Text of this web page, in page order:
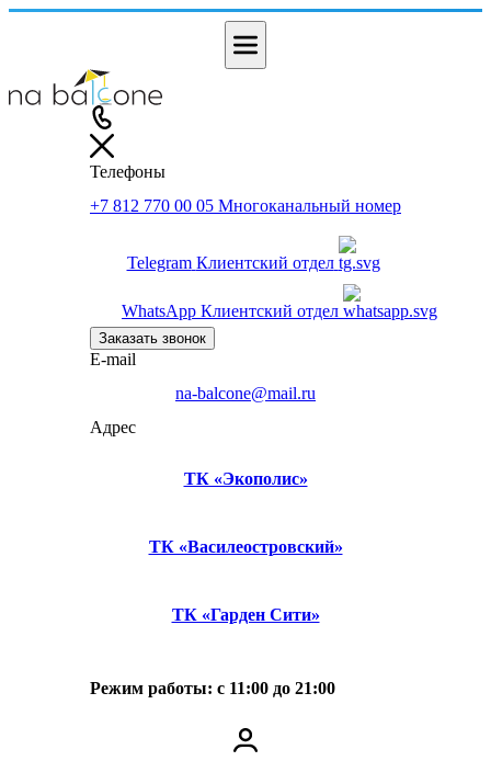
Телефоны
+7 812 770 00 05 Многоканальный номер
Telegram Клиентский отдел
WhatsApp Клиентский отдел
Заказать звонок
E-mail
na-balcone@mail.ru
Адрес
ТК «Экополис»
ТК «Василеостровский»
ТК «Гарден Сити»
Режим работы: с 11:00 до 21:00